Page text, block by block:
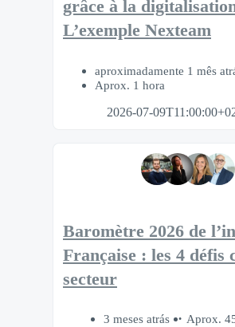
grâce à la
L’exemple Nexteam
aproximadamente 1 mês
Aprox. 1 hora
2026-07-
Baromètre 2026 de
Française : les 4 défis
secteur
3 meses atrás
Aprox.